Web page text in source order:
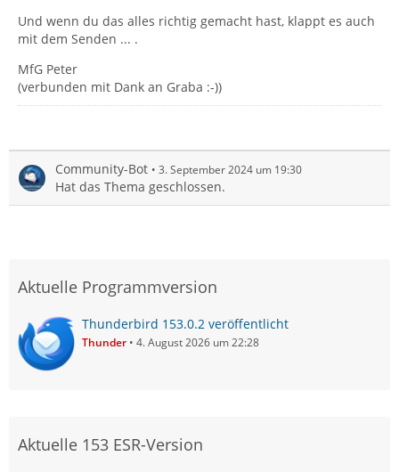
Und wenn du das alles richtig gemacht hast, klappt es auch
mit dem Senden ... .
MfG Peter
(verbunden mit Dank an Graba :-))
Community-Bot 3. September 2024 um 19:30
Hat das Thema geschlossen.
Aktuelle Programmversion
Thunderbird 153.0.2 veröffentlicht
Thunder 4. August 2026 um 22:28
Aktuelle 153 ESR-Version